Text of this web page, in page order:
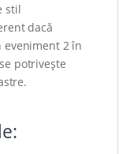
stil
dacă
eveniment 2 în
potrivește